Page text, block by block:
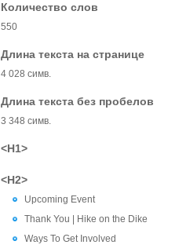
Количество слов
550
Длина текста на странице
4 028 симв.
Длина текста без пробелов
3 348 симв.
<H1>
<H2>
Upcoming Event
Thank You | Hike on the Dike
Ways To Get Involved